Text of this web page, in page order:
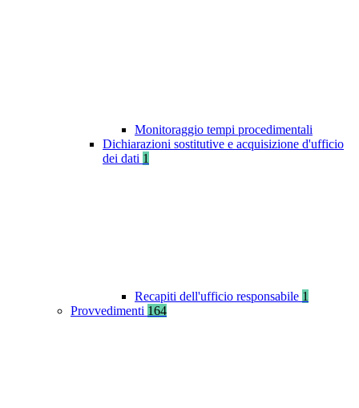
Monitoraggio tempi procedimentali
Dichiarazioni sostitutive e acquisizione d'ufficio
dei dati 1
Recapiti dell'ufficio responsabile 1
Provvedimenti 164